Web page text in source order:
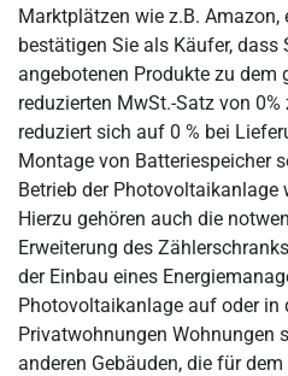
Marktplätzen wie z.B.
bestätigen Sie als Käufer, dass
angebotenen Produkte zu dem
reduzierten MwSt.-Satz von
reduziert sich auf 0 % bei
Montage von Batteriespeicher
Betrieb der Photovoltaikanlage
Hierzu gehören auch die
Erweiterung des
der Einbau eines
Photovoltaikanlage auf oder in
Privatwohnungen Wohnungen
anderen Gebäuden, die für